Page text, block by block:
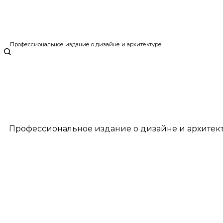
Профессиональное издание о дизайне и архитектуре
Профессиональное издание о дизайне и